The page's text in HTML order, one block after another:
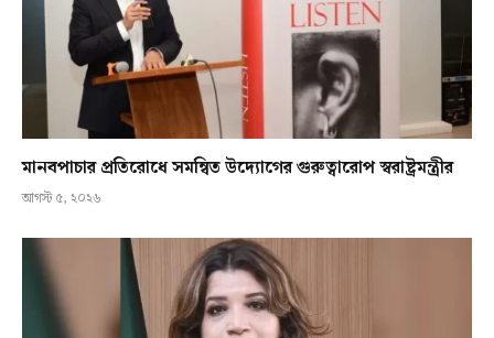
মানবপাচার প্রতিরোধে সমন্বিত উদ্যোগের গুরুত্বারোপ স্বরাষ্ট্রমন্ত্রীর
আগস্ট ৫, ২০২৬